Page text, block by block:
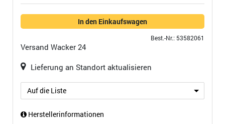
In den Einkaufswagen
Best.-Nr.: 53582061
Versand Wacker 24
Lieferung an Standort aktualisieren
Auf die Liste
Herstellerinformationen